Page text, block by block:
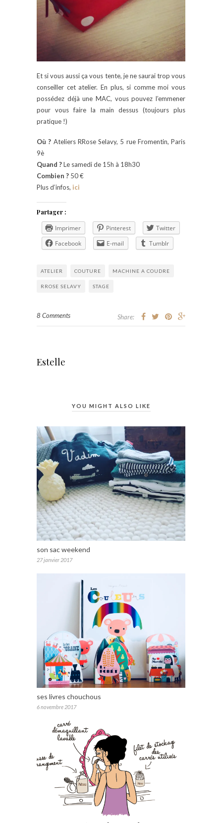
Et si vous aussi ça vous tente, je ne saurai trop vous
conseiller cet atelier. En plus, si comme moi vous
possédez déjà une MAC, vous pouvez l’emmener
pour vous faire la main dessus (toujours plus
pratique !)
Où ? Ateliers RRose Selavy, 5 rue Fromentin, Paris
9è
Quand ?Le samedi de 15h à 18h30
Combien ? 50 €
Plus d’infos, ici
Partager :
Imprimer Pinterest
Twitter
Facebook
E-mail Tumblr
ATELIER COUTURE MACHINE A COUDRE
RROSE SELAVY STAGE
8 Comments Share:
Estelle
YOU MIGHT ALSO LIKE
son sac weekend
27 janvier 2017
ses livres chouchous
6 novembre 2017